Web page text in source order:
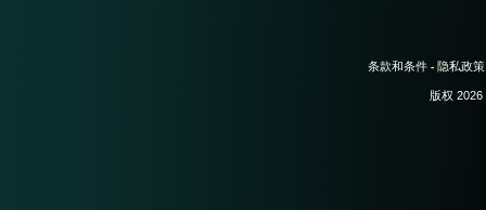
条款和条件 - 隐私政策
版权